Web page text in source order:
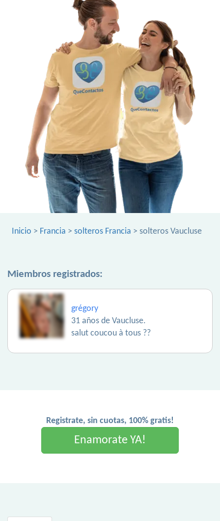
Inicio > Francia > solteros Francia > solteros Vaucluse
Miembros registrados:
grégory
31 años de Vaucluse.
salut coucou à tous ??
Registrate, sin cuotas, 100% gratis!
Enamorate YA!